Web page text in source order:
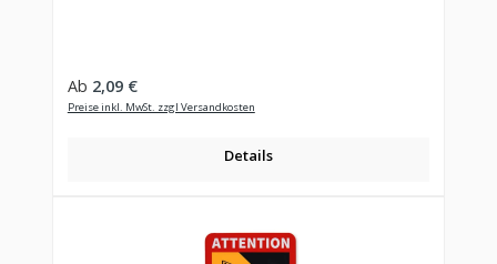
Regulärer Preis:
Ab 2,09 €
Preise inkl. MwSt. zzgl Versandkosten
Details